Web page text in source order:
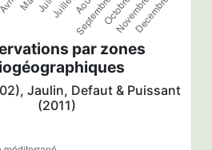
par zones
Jaulin, Defaut & Puissant
(2011)